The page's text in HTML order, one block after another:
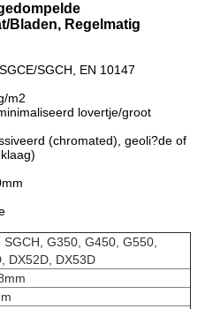
Bladen, Regelmatig
SGCH, EN 10147
m2
lovertje/groot
(chromated), geoli?de of
SGCH, G350, G450, G550,
DX52D, DX53D